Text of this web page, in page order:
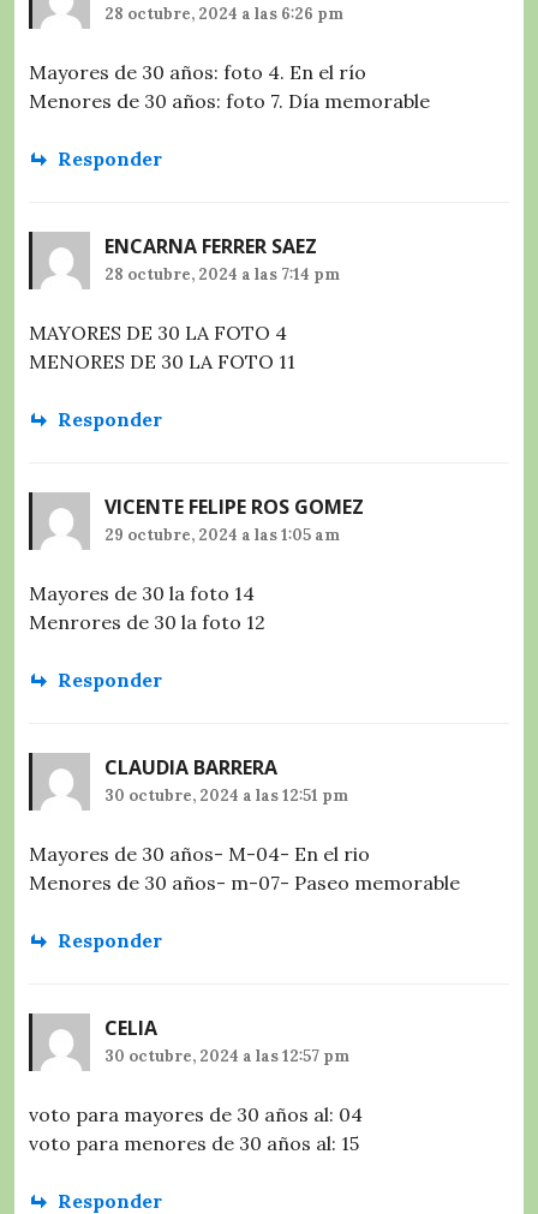
28 octubre, 2024 a las 6:26 pm
Mayores de 30 años: foto 4. En el río
Menores de 30 años: foto 7. Día memorable
Responder
ENCARNA FERRER SAEZ
28 octubre, 2024 a las 7:14 pm
MAYORES DE 30 LA FOTO 4
MENORES DE 30 LA FOTO 11
Responder
VICENTE FELIPE ROS GOMEZ
29 octubre, 2024 a las 1:05 am
Mayores de 30 la foto 14
Menrores de 30 la foto 12
Responder
CLAUDIA BARRERA
30 octubre, 2024 a las 12:51 pm
Mayores de 30 años- M-04- En el rio
Menores de 30 años- m-07- Paseo memorable
Responder
CELIA
30 octubre, 2024 a las 12:57 pm
voto para mayores de 30 años al: 04
voto para menores de 30 años al: 15
Responder